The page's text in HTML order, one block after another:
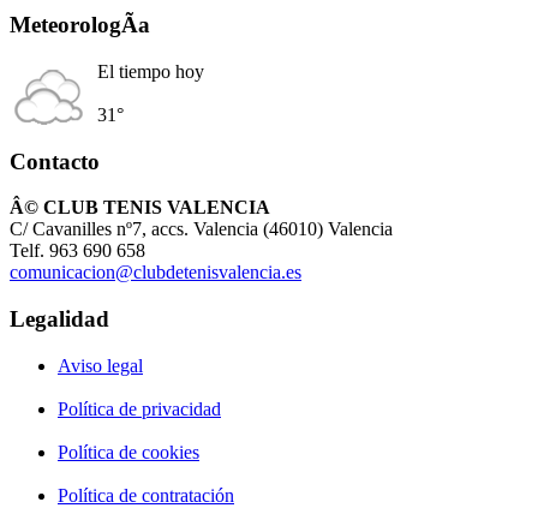
MeteorologÃ­a
El tiempo hoy
31°
Contacto
Â© CLUB TENIS VALENCIA
C/ Cavanilles nº7, accs. Valencia (46010) Valencia
Telf. 963 690 658
comunicacion@clubdetenisvalencia.es
Legalidad
Aviso legal
Política de privacidad
Política de cookies
Política de contratación